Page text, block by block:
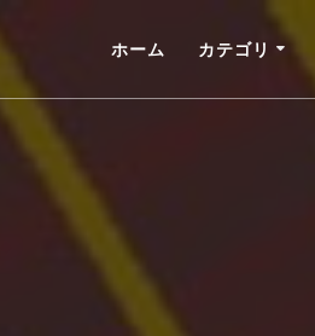
ホーム カテゴリ